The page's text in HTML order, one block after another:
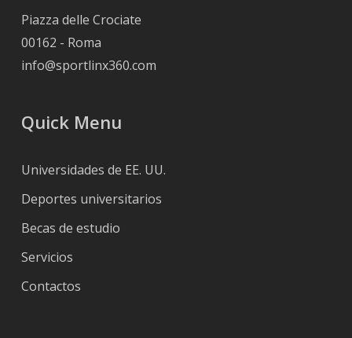
Piazza delle Crociate
00162 - Roma
info@sportlinx360.com
Quick Menu
Universidades de EE. UU.
Deportes universitarios
Becas de estudio
Servicios
Contactos